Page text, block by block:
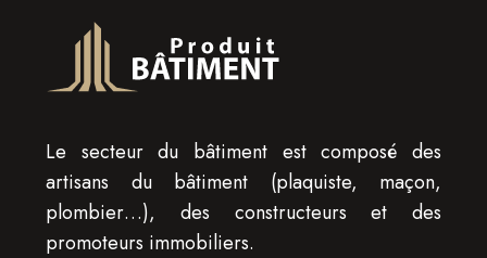
Le secteur du bâtiment est composé des
artisans du bâtiment (plaquiste, maçon,
plombier…), des constructeurs et des
promoteurs immobiliers.